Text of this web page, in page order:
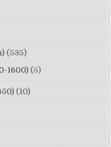
(535)
1600) (5)
(10)